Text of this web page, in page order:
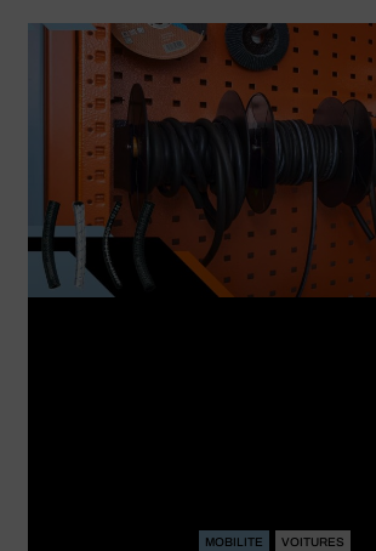
MOBILITE VOITURES